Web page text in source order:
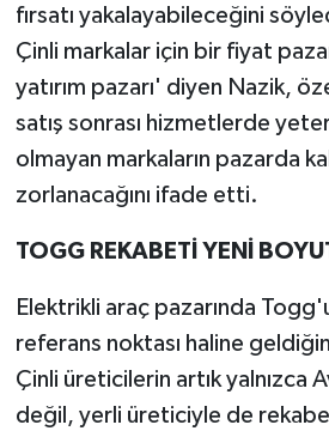
fırsatı yakalayabileceğini
Çinli markalar için bir fiyat
yatırım pazarı' diyen Nazik,
satış sonrası hizmetlerde
olmayan markaların pazarda
zorlanacağını ifade etti.
TOGG REKABETİ YENİ
Elektrikli araç pazarında
referans noktası haline
Çinli üreticilerin artık yalnızca
değil, yerli üreticiyle de